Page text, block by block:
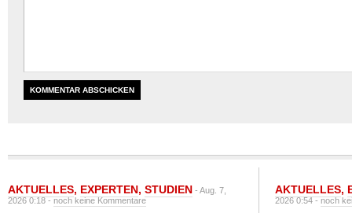
AKTUELLES, EXPERTEN, STUDIEN - Aug. 7,
2026 0:18 -noch keine Kommentare
AKTUELLES,
2026 0:54 -noch